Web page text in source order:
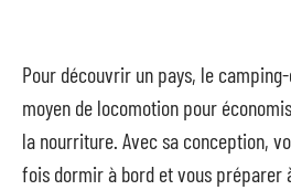
Pour découvrir un pays, le
moyen de locomotion pour
la nourriture. Avec sa conception,
fois dormir à bord et vous préparer